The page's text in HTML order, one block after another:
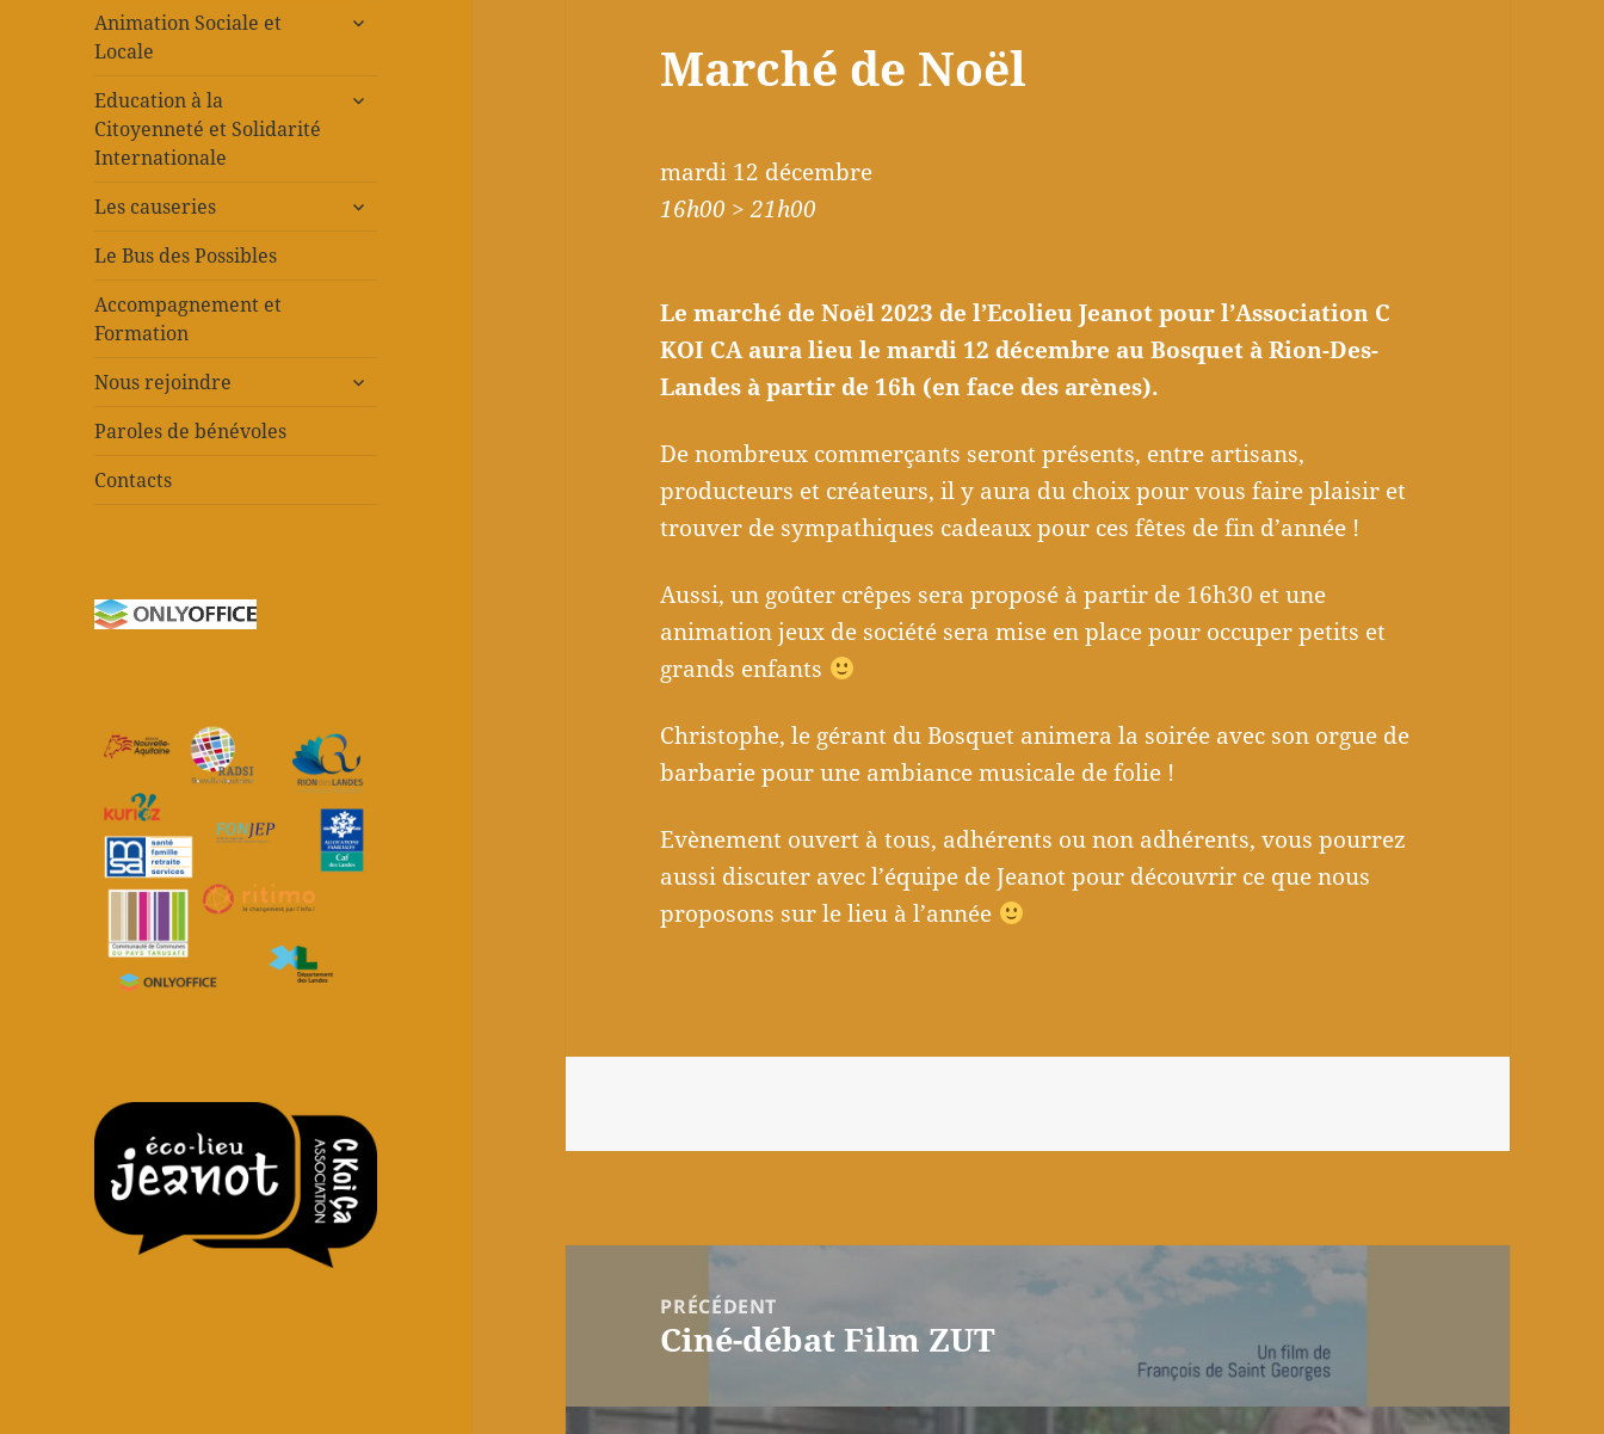
sous-
Animation Sociale et
Locale
ouvrir
menu
Education à la
Citoyenneté et Solidarité
Internationale
ouvrir
Les causeries
ouvrir
Le Bus des Possibles
Accompagnement et
Formation
Nous rejoindre
ouvrir
Paroles de bénévoles
Contacts
Marché de Noël
mardi 12 décembre
16h00 > 21h00
Le marché de Noël 2023 de l’Ecolieu Jeanot pour l’Association C
KOI CA aura lieu le mardi 12 décembre au Bosquet à Rion-Des-
Landes à partir de 16h (en face des arènes).
De nombreux commerçants seront présents, entre artisans,
producteurs et créateurs, il y aura du choix pour vous faire plaisir et
trouver de sympathiques cadeaux pour ces fêtes de fin d’année !
Aussi, un goûter crêpes sera proposé à partir de 16h30 et une
animation jeux de société sera mise en place pour occuper petits et
grands enfants
Christophe, le gérant du Bosquet animera la soirée avec son orgue de
barbarie pour une ambiance musicale de folie !
Evènement ouvert à tous, adhérents ou non adhérents, vous pourrez
aussi discuter avec l’équipe de Jeanot pour découvrir ce que nous
proposons sur le lieu à l’année
PRÉCÉDENT
Article
Ciné-débat Film ZUT